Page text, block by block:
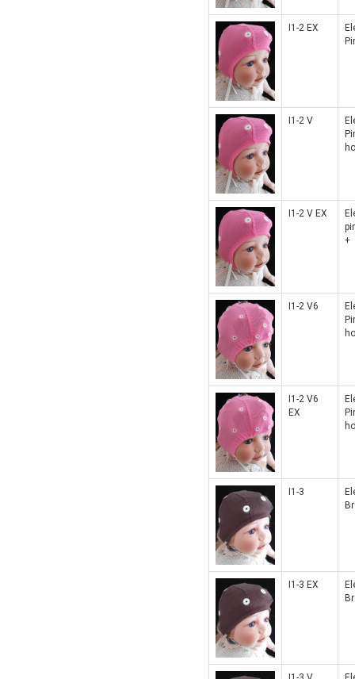
I1-2 EX
I1-2 V
I1-2 V EX
+
I1-2 V6
I1-2 V6
EX
I1-3
I1-3 EX